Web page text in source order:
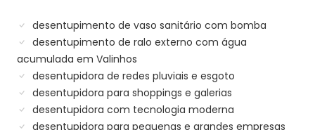
desentupimento de vaso sanitário com bomba
desentupimento de ralo externo com água
acumulada em Valinhos
desentupidora de redes pluviais e esgoto
desentupidora para shoppings e galerias
desentupidora com tecnologia moderna
desentupidora para pequenas e grandes empresas